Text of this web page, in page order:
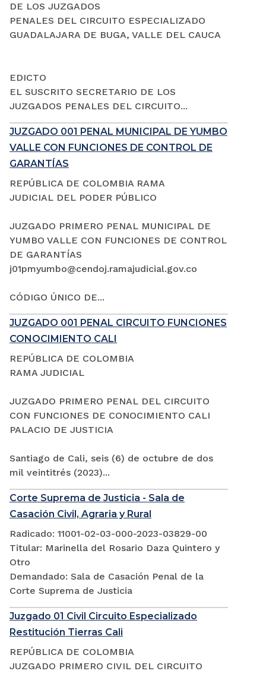
DE LOS JUZGADOS
PENALES DEL CIRCUITO ESPECIALIZADO
GUADALAJARA DE BUGA, VALLE DEL CAUCA
EDICTO
EL SUSCRITO SECRETARIO DE LOS
JUZGADOS PENALES DEL CIRCUITO...
JUZGADO 001 PENAL MUNICIPAL DE YUMBO
VALLE CON FUNCIONES DE CONTROL DE
GARANTÍAS
REPÚBLICA DE COLOMBIA RAMA
JUDICIAL DEL PODER PÚBLICO
JUZGADO PRIMERO PENAL MUNICIPAL DE
YUMBO VALLE CON FUNCIONES DE CONTROL
DE GARANTÍAS
j01pmyumbo@cendoj.ramajudicial.gov.co
CÓDIGO ÚNICO DE...
JUZGADO 001 PENAL CIRCUITO FUNCIONES
CONOCIMIENTO CALI
REPÚBLICA DE COLOMBIA
RAMA JUDICIAL
JUZGADO PRIMERO PENAL DEL CIRCUITO
CON FUNCIONES DE CONOCIMIENTO CALI
PALACIO DE JUSTICIA
Santiago de Cali, seis (6) de octubre de dos
mil veintitrés (2023)...
Corte Suprema de Justicia - Sala de
Casación Civil, Agraria y Rural
Radicado: 11001-02-03-000-2023-03829-00
Titular: Marinella del Rosario Daza Quintero y
Otro
Demandado: Sala de Casación Penal de la
Corte Suprema de Justicia
Juzgado 01 Civil Circuito Especializado
Restitución Tierras Cali
REPÚBLICA DE COLOMBIA
JUZGADO PRIMERO CIVIL DEL CIRCUITO